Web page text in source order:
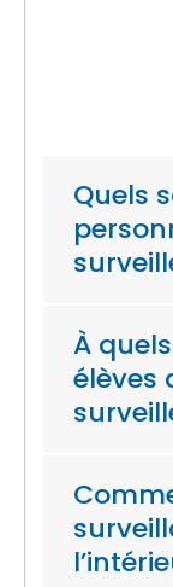
Quels
À
élèves